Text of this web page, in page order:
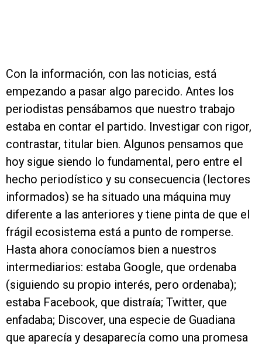
Con la información, con las noticias, está
empezando a pasar algo parecido. Antes los
periodistas pensábamos que nuestro trabajo
estaba en contar el partido. Investigar con rigor,
contrastar, titular bien. Algunos pensamos que
hoy sigue siendo lo fundamental, pero entre el
hecho periodístico y su consecuencia (lectores
informados) se ha situado una máquina muy
diferente a las anteriores y tiene pinta de que el
frágil ecosistema está a punto de romperse.
Hasta ahora conocíamos bien a nuestros
intermediarios: estaba Google, que ordenaba
(siguiendo su propio interés, pero ordenaba);
estaba Facebook, que distraía; Twitter, que
enfadaba; Discover, una especie de Guadiana
que aparecía y desaparecía como una promesa